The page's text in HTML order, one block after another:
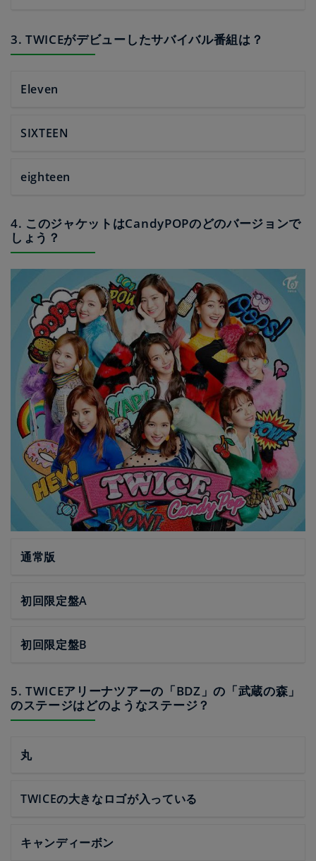
3. TWICEがデビューしたサバイバル番組は？
Eleven
SIXTEEN
eighteen
4. このジャケットはCandyPOPのどのバージョンで
しょう？
通常版
初回限定盤A
初回限定盤B
5. TWICEアリーナツアーの「BDZ」の「武蔵の森」
のステージはどのようなステージ？
丸
TWICEの大きなロゴが入っている
キャンディーボン